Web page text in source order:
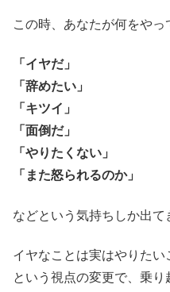
この時、あなたが何をやっ
「イヤだ」
「辞めたい」
「キツイ」
「面倒だ」
「やりたくない」
「また怒られるのか」
などという気持ちしか出て
イヤなことは実はやりたい
という視点の変更で、乗り